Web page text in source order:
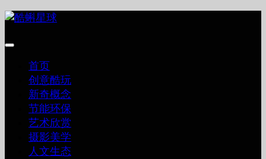
跳
内
首页
创意酷玩
新奇概念
节能环保
艺术欣赏
摄影美学
人文生态